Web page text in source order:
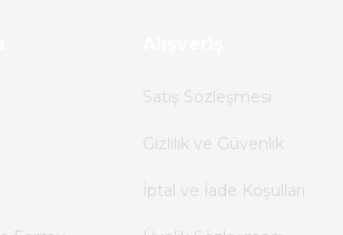
Satış Sözleşmesi
Gizlilik ve Güvenlik
İptal ve İade Koşulları